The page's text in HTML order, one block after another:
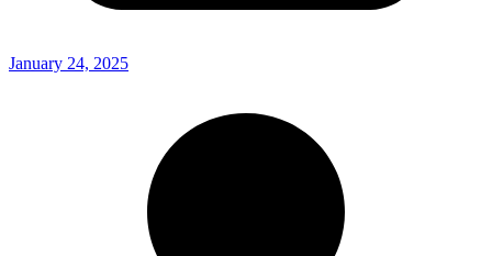
January 24, 2025